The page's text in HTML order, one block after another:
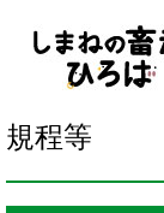
規程等